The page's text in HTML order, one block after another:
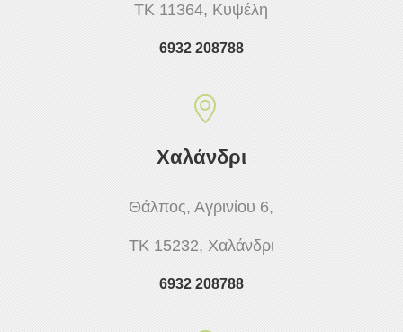
ΤΚ 11364, Κυψέλη
6932 208788
Χαλάνδρι
Θάλπος, Αγρινίου 6,
ΤΚ 15232, Χαλάνδρι
6932 208788